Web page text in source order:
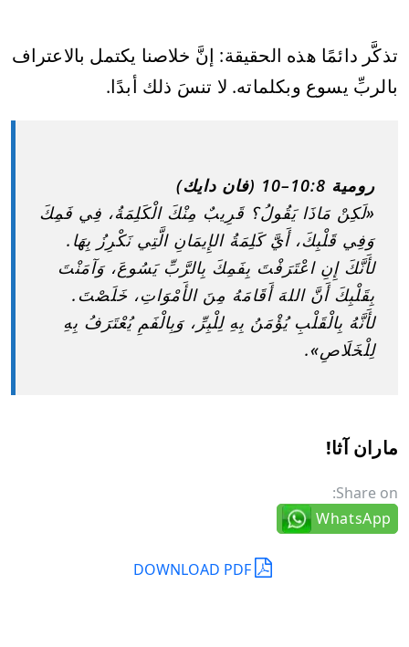
تذكَّر دائمًا هذه الحقيقة: إنَّ خلاصنا يكتمل بالاعتراف
بالربِّ يسوع وبكلماته. لا تنسَ ذلك أبدًا.
رومية 10:8–10 (فان دايك)
«لَكِنْ مَاذَا يَقُولُ؟ قَرِيبٌ مِنْكَ الْكَلِمَةُ، فِي فَمِكَ
وَفِي قَلْبِكَ، أَيَّ كَلِمَةُ الإِيمَانِ الَّتِي نَكْرِزُ بِهَا.
لأَنَّكَ إِنِ اعْتَرَفْتَ بِفَمِكَ بِالرَّبِّ يَسُوعَ، وَآمَنْتَ
بِقَلْبِكَ أَنَّ اللهَ أَقَامَهُ مِنَ الأَمْوَاتِ، خَلَصْتَ.
لأَنَّهُ بِالْقَلْبِ يُؤْمَنُ بِهِ لِلْبِرِّ، وَبِالْفَمِ يُعْتَرَفُ بِهِ
لِلْخَلَاصِ».
ماران آثا!
Share on:
WhatsApp
DOWNLOAD PDF